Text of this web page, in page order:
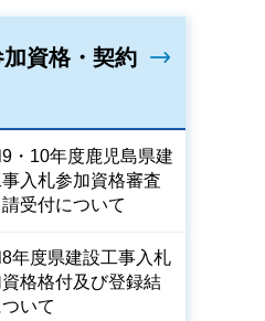
加資格・契約
・10年度鹿児島県建
入札参加資格審査
受付について
年度県建設工事入札
格格付及び登録結
いて